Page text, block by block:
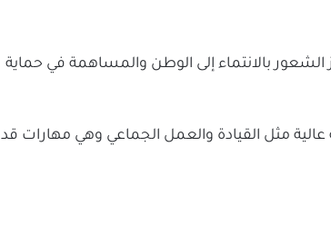
بالانتماء إلى الوطن والمساهمة في حماية
مثل القيادة والعمل الجماعي وهي مهارات قد